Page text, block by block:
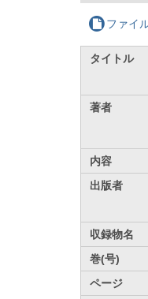
ファイ
タイトル
著者
内容
出版者
収録物名
巻(号)
ページ